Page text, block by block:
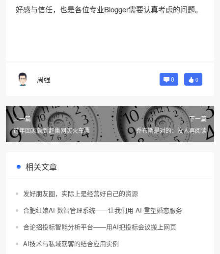
好感与信任，也是各位专业Blogger需要认真考虑的问题。
周强 0 0
上一篇
过年回家就到赶集网买火车票
下一篇
乔布斯是对的：没人再阅读
相关文章
发好朋友圈，实际上是经营好自己的资源
合肥红娘AI 数智管理系统——让我们用 AI 重塑婚恋服务
合论招投标智能分析平台——用AI把投标会议搬上网页
AI技术与私域获客的结合应用实例